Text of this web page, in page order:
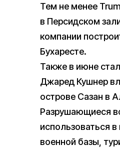
Тем не менее
в Персидском
компании
Бухаресте.
Также в июне
Джаред Кушнер
острове Сазан в
Разрушающиеся
использоваться
военной базы,